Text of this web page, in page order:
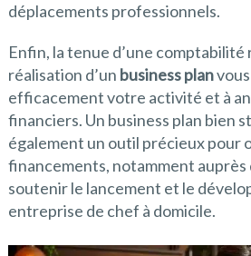
déplacements professionnels.
Enfin, la tenue d’une comptabilité
réalisation d’un business plan
efficacement votre activité et à
financiers. Un business plan bien
également un outil précieux pour
financements, notamment auprès
soutenir le lancement et le
entreprise de chef à domicile.